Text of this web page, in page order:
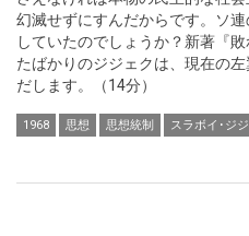
幻滅せずにすんだからです。ソ
していたのでしょうか？新著『
たばかりのジジェクは、現在の
だします。（14分）
1968 思想 思想統制 スラボイ･ジ